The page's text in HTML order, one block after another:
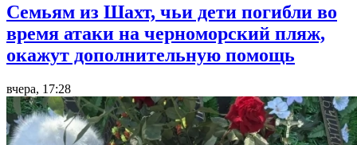
Семьям из Шахт, чьи дети погибли во
время атаки на черноморский пляж,
окажут дополнительную помощь
вчера, 17:28